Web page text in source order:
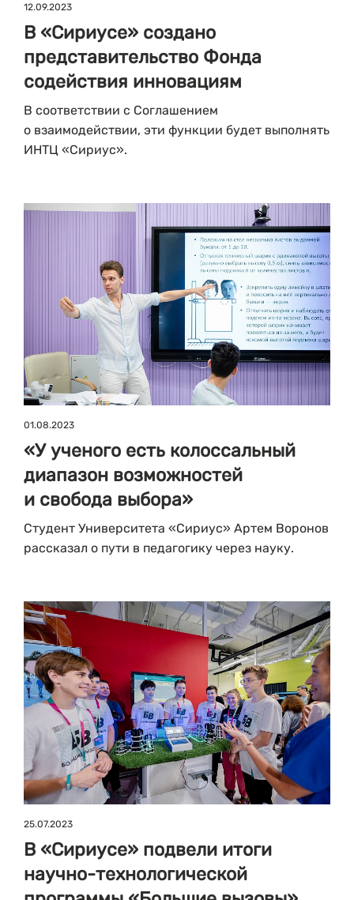
12.09.2023
В «Сириусе» создано
представительство Фонда
содействия инновациям
В соответствии с Соглашением
о взаимодействии, эти функции будет выполнять
ИНТЦ «Сириус».
01.08.2023
«У ученого есть колоссальный
диапазон возможностей
и свобода выбора»
Студент Университета «Сириус» Артем Воронов
рассказал о пути в педагогику через науку.
25.07.2023
В «Сириусе» подвели итоги
научно-технологической